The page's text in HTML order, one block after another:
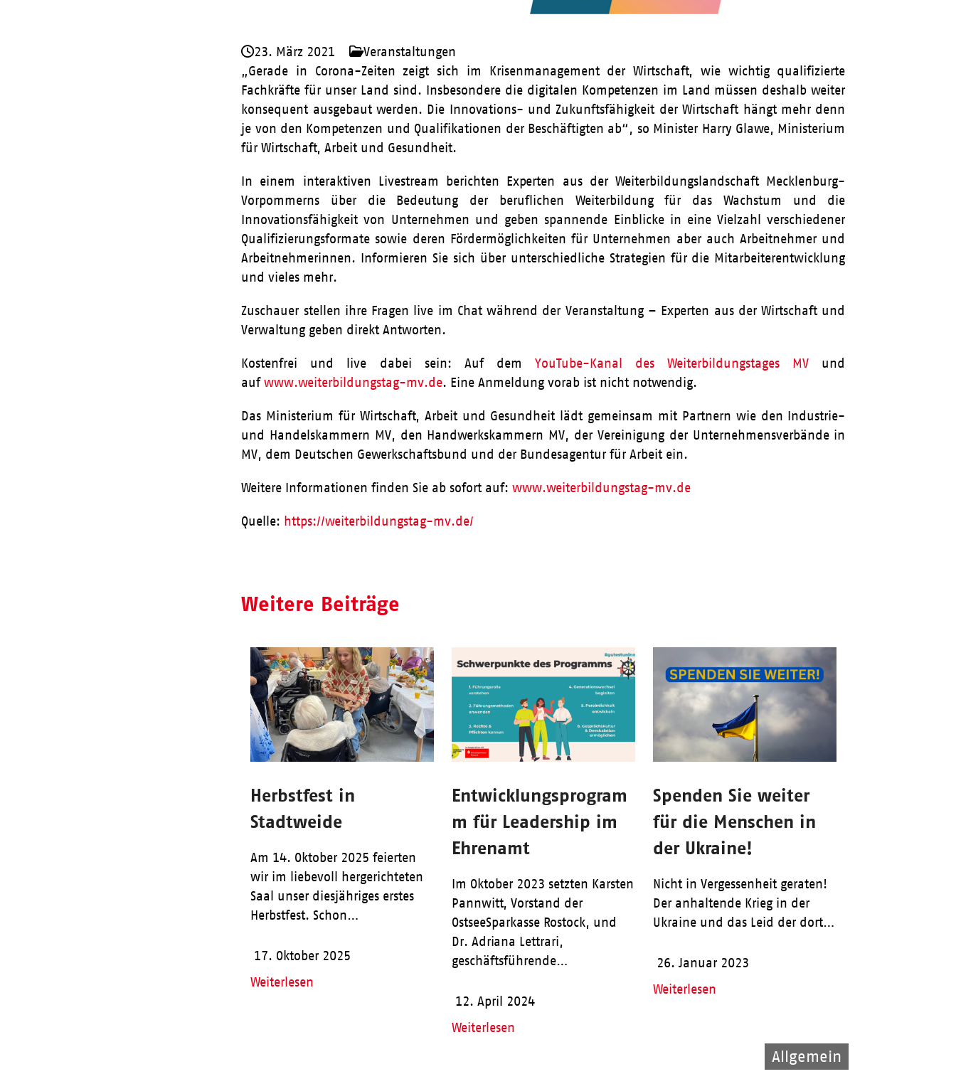
23. März 2021
Veranstaltungen
„Gerade in Corona-Zeiten zeigt sich im Krisenmanagement der Wirtschaft, wie wichtig qualifizierte
Fachkräfte für unser Land sind. Insbesondere die digitalen Kompetenzen im Land müssen deshalb weiter
konsequent ausgebaut werden. Die Innovations- und Zukunftsfähigkeit der Wirtschaft hängt mehr denn
je von den Kompetenzen und Qualifikationen der Beschäftigten ab“, so Minister Harry Glawe, Ministerium
für Wirtschaft, Arbeit und Gesundheit.
In einem interaktiven Livestream berichten Experten aus der Weiterbildungslandschaft Mecklenburg-
Vorpommerns über die Bedeutung der beruflichen Weiterbildung für das Wachstum und die
Innovationsfähigkeit von Unternehmen und geben spannende Einblicke in eine Vielzahl verschiedener
Qualifizierungsformate sowie deren Fördermöglichkeiten für Unternehmen aber auch Arbeitnehmer und
Arbeitnehmerinnen. Informieren Sie sich über unterschiedliche Strategien für die Mitarbeiterentwicklung
und vieles mehr.
Zuschauer stellen ihre Fragen live im Chat während der Veranstaltung – Experten aus der Wirtschaft und
Verwaltung geben direkt Antworten.
Kostenfrei und live dabei sein: Auf dem YouTube-Kanal des Weiterbildungstages MV und
aufwww.weiterbildungstag-mv.de. Eine Anmeldung vorab ist nicht notwendig.
Das Ministerium für Wirtschaft, Arbeit und Gesundheit lädt gemeinsam mit Partnern wie den Industrie-
und Handelskammern MV, den Handwerkskammern MV, der Vereinigung der Unternehmensverbände in
MV, dem Deutschen Gewerkschaftsbund und der Bundesagentur für Arbeit ein.
Weitere Informationen finden Sie ab sofort auf:www.weiterbildungstag-mv.de
Quelle: https://weiterbildungstag-mv.de/
Weitere Beiträge
Pflege
Herbstfest in
Stadtweide
Am 14. Oktober 2025 feierten
wir im liebevoll hergerichteten
Saal unser diesjähriges erstes
Herbstfest. Schon…
17. Oktober 2025
Weiterlesen
Ehrenamt
Entwicklungsprogram
m für Leadership im
Ehrenamt
Im Oktober 2023 setzten Karsten
Pannwitt, Vorstand der
OstseeSparkasse Rostock, und
Dr. Adriana Lettrari,
geschäftsführende…
12. April 2024
Weiterlesen
Allgemein
Spenden Sie weiter
für die Menschen in
der Ukraine!
Nicht in Vergessenheit geraten!
Der anhaltende Krieg in der
Ukraine und das Leid der dort…
26. Januar 2023
Weiterlesen